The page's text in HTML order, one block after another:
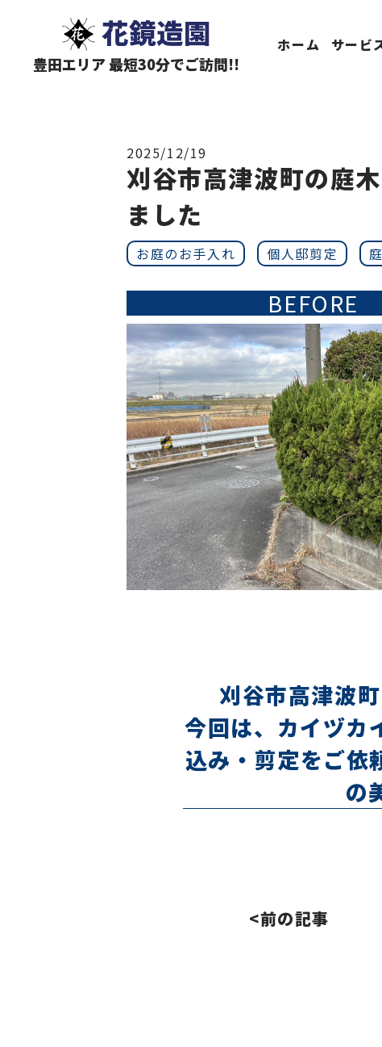
花鏡造園
豊田エリア 最短30分でご訪問!!
ホーム サービ
2025/12/19
刈谷市高津波町の庭
ました
お庭のお手入れ 個人邸剪定
BEFORE
刈谷市高津波
今回は、 カイヅカ
込み・剪定をご依
の
<前の記事